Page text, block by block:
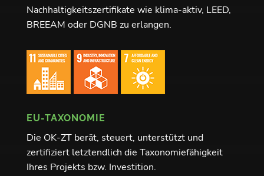
Nachhaltigkeitszertifikate wie klima-aktiv, LEED,
BREEAM oder DGNB zu erlangen.
EU-TAXONOMIE
Die OK-ZT berät, steuert, unterstützt und
zertifiziert letztendlich die Taxonomiefähigkeit
Ihres Projekts bzw. Investition.